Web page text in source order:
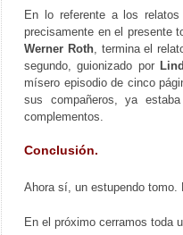
En lo referente a los
precisamente en el presente
Werner Roth, termina el
segundo, guionizado por
mísero episodio de cinco
sus compañeros, ya
complementos.
Conclusión.
Ahora sí, un estupendo tomo.
En el próximo cerramos toda